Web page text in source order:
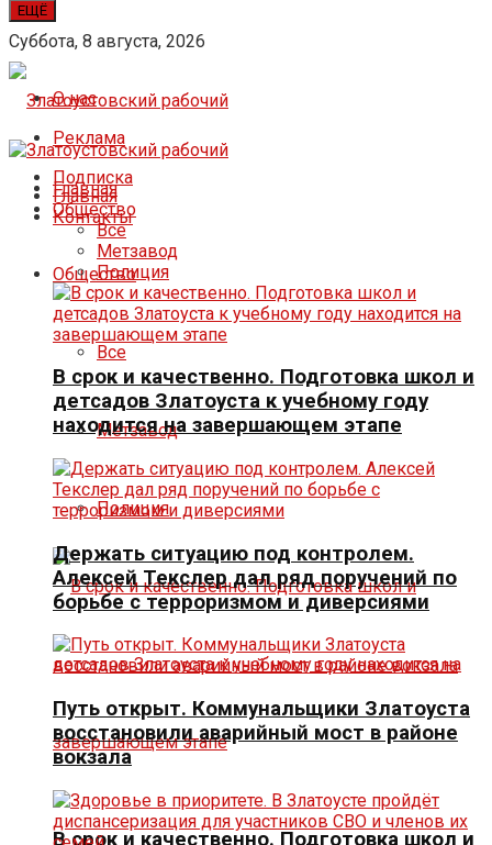
ЕЩЁ
Суббота, 8 августа, 2026
О нас
Реклама
Подписка
Контакты
Главная
Общество
Все
Метзавод
Полиция
В срок и качественно. Подготовка школ и
Главная
Общество
Все
Метзавод
Полиция
В срок и качественно. Подготовка школ и
детсадов Златоуста к учебному году
находится на завершающем этапе
Держать ситуацию под контролем.
Алексей Текслер дал ряд поручений по
борьбе с терроризмом и диверсиями
Путь открыт. Коммунальщики Златоуста
восстановили аварийный мост в районе
вокзала